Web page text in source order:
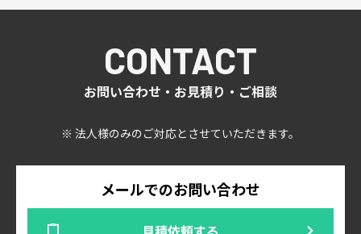
CONTACT
お問い合わせ・お見積り・ご相談
※ 法人様のみのご対応とさせていただきます。
メールでのお問い合わせ